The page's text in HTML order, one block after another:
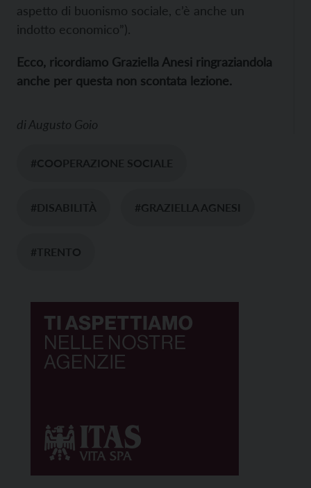
aspetto di buonismo sociale, c’è anche un
indotto economico”).
Ecco, ricordiamo Graziella Anesi ringraziandola
anche per questa non scontata lezione.
diAugusto Goio
#COOPERAZIONE SOCIALE
#DISABILITÀ #GRAZIELLA AGNESI
#TRENTO